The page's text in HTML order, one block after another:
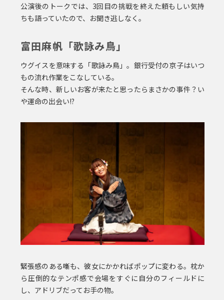
公演後のトークでは、3回目の挑戦を終えた頼もしい気持
ちも語っていたので、お聞き逃しなく。
富田麻帆「歌詠み鳥」
ウグイスを意味する「歌詠み鳥」。銀行受付の京子はいつ
もの流れ作業をこなしている。
そんな時、新しいお客が来たと思ったらまさかの事件？い
や運命の出会い!?
緊張感のある噺も、彼女にかかればポップに変わる。枕か
ら圧倒的なテンポ感で会場をすぐに自分のフィールドに
し、アドリブだってお手の物。